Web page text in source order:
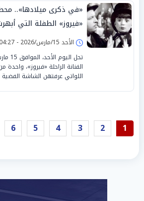
«في ذكرى ميلادها»..
«فيروز» الطفلة التي
الأحد 15/مارس/2026 - 04:27 م
الفنانة الراحلة «فيروز»،
اللواتي عرفتهن الشاشة
1
2
3
4
5
6